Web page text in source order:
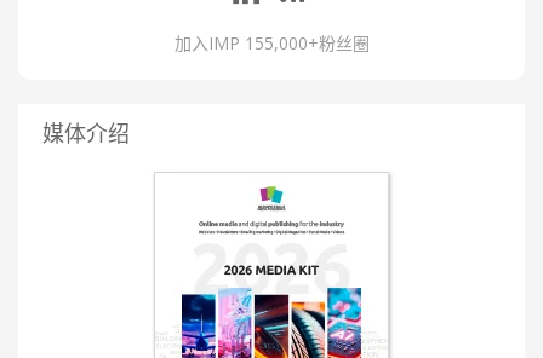
加入IMP 155,000+粉丝圈
媒体介绍